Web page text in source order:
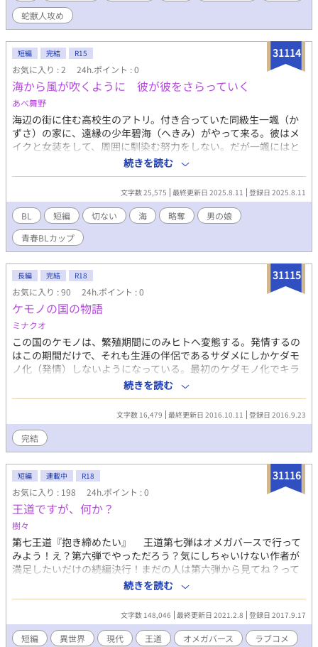
蛇獣人攻め
31114
短編 完結 R15
お気に入り : 2 24h.ポイント : 0
海から風が吹くように 彼が彼をさらっていく
あべ舞野
海辺の街に住む高校生のアトリ。付き合っていた同級生一颯（か
ずさ）の家に、遠縁の少年碧海（へきみ）がやって来る。彼はメ
イクと女装をして、周囲に馴染む努力をしない。だが一颯にはと
ても素直に振舞っているようだ。そして学校で奇妙な事件が頻発
する。碧海の過去が広まった時、さらに事件が起きる。
続きを読む
文字数 25,575 最終更新日 2025.8.11 登録日 2025.8.11
BL 短編 切ない 海 略奪
男の娘
青春BLカップ​
31115
長編 完結 R18
お気に入り : 90 24h.ポイント : 0
ケモノの国の物語
ミナクオ
この国のケモノは、繁殖期間にのみヒトへ変態する。発情するの
はこの期間だけで、それも生涯の伴侶であるサダメにしかケダモ
ノ化（発情）しないようになっている。最初のケダモノ化でキラ
キラと全身が光った方が母親になるので、サダメが同性でも問題
はない。―――そんなケモノの国で繰り広げられるケモノ達のラ
ブストーリー。リウカの物語(オオカミ×ライオン)2016.5.2完
結。デュルクスの物語（ウサギ×キツネ）2016.10.10完結。小話
を掲載しました。（2016.10.11）※オスが仔を宿す表現がありま
すので、苦手な方はご注意下さい。よくあるような設定を自己流
で書いています。細かい点については目をつぶって下さいませ。
続きを読む
文字数 16,479 最終更新日 2016.10.11 登録日 2016.9.23
完結
31116
短編 連載中 R18
お気に入り : 198 24h.ポイント : 0
王道ですが、何か？
樹々
第七王道『抱き締めたい』 王道第七弾はオメガバースで行って
みよう！え？第六弾でやっただろう？気にしちゃいけない作者が
満足したいだけの続編決行！まだの人は第六弾から見てね？って
ことで、番になることをお互い確認した真澄と愛歩の純情でちょ
っとエロスなカップルと、番になって五年、とうとうお互いの気
持ちを知って愛が溢れて仕方がない大人カップル浩介と慎二の、
ダブルカップル主人公で行ってみよう、やってみよう！＊くどい
ようですが、オメガバースの設定は書き手によって毛色が違うの
続きを読む
文字数 148,046 最終更新日 2021.2.8 登録日 2017.9.17
短編 異世界 現代 王道 オメガバース ラブコメ